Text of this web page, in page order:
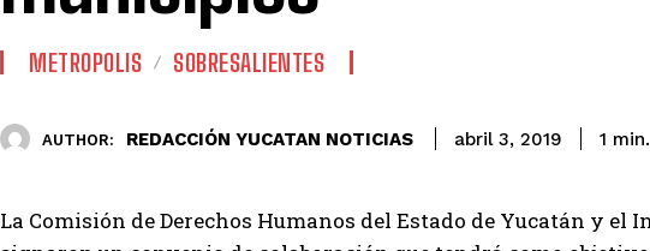
METROPOLIS SOBRESALIENTES
AUTHOR: REDACCIÓN YUCATAN NOTICIAS abril 3, 2019 1 min.
La Comisión de Derechos Humanos del Estado de Yucatán y